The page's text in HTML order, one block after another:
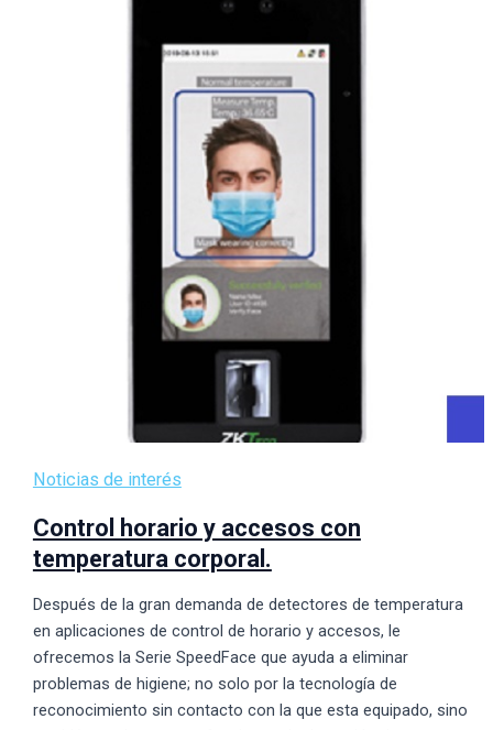
Noticias de interés
Control horario y accesos con
temperatura corporal.
Después de la gran demanda de detectores de temperatura
en aplicaciones de control de horario y accesos, le
ofrecemos la Serie SpeedFace que ayuda a eliminar
problemas de higiene; no solo por la tecnología de
reconocimiento sin contacto con la que esta equipado, sino